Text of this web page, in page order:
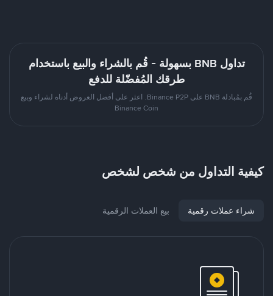
تداول BNB بسهولة - قُم بالشراء والبيع باستخدام
طرقك المُفضّلة للدفع
قُم بمُبادلة BNB على Binance P2P. اعثر على أفضل العروض أدناه لشراء وبيع
Binance Coin
كيفية التداول من شخص لشخص
شراء عملات رقمية بيع العملات الرقمية